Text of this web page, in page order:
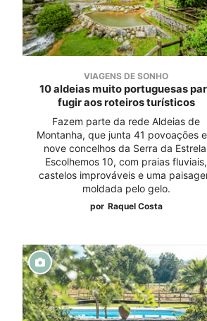
VIAGENS DE SONHO
10 aldeias muito portuguesas
fugir aos roteiros turísticos
Fazem parte da rede Aldeias de
Montanha, que junta 41 povoações
nove concelhos da Serra da
Escolhemos 10, com praias fluviais,
castelos improváveis e uma
moldada pelo gelo.
por Raquel Costa